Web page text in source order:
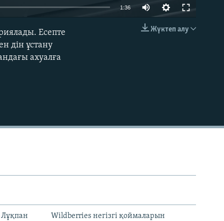
EMBED
1:36
Жүктеп алу
Есепте
дін ұстану
ахуалға
Лұқпан
Wildberries негізгі қоймаларын